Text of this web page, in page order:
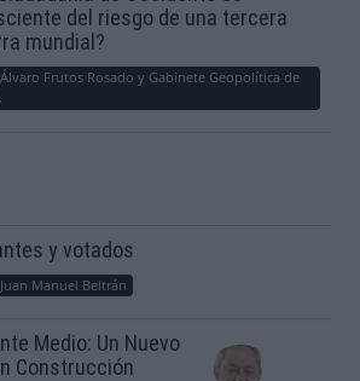
del riesgo de una tercera
mundial?
Álvaro Frutos Rosado y Gabinete Geopolítica de
y votados
Juan Manuel Beltrán
Medio: Un Nuevo
Construcción